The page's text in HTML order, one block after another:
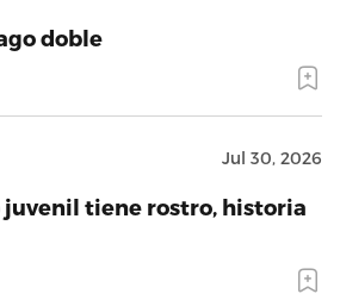
doble
Jul 30, 2026
juvenil tiene rostro, historia